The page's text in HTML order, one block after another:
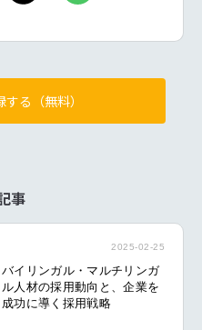
る（無料）
事
2025-02-25
バイリンガル・マルチリンガ
ル人材の採用動向と、企業を
成功に導く採用戦略